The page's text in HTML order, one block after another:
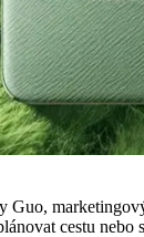
Guo,
cestu